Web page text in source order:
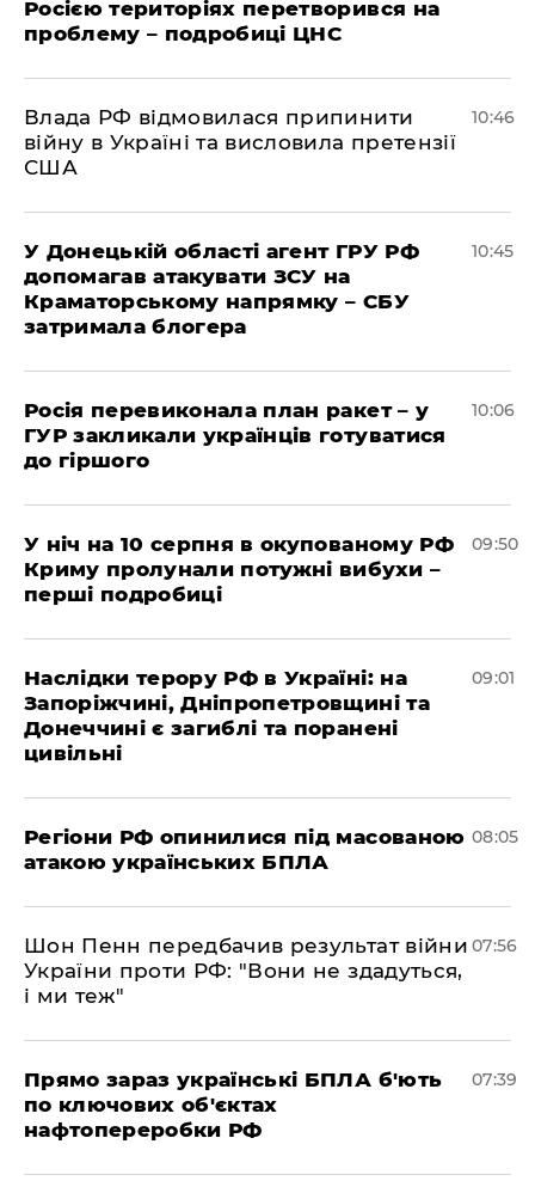
Росією територіях перетворився на
проблему – подробиці ЦНС
Влада РФ відмовилася припинити
війну в Україні та висловила претензії
США
10:46
У Донецькій області агент ГРУ РФ
допомагав атакувати ЗСУ на
Краматорському напрямку – СБУ
затримала блогера
10:45
Росія перевиконала план ракет – у
ГУР закликали українців готуватися
до гіршого
10:06
У ніч на 10 серпня в окупованому РФ
Криму пролунали потужні вибухи –
перші подробиці
09:50
Наслідки терору РФ в Україні: на
Запоріжчині, Дніпропетровщині та
Донеччині є загиблі та поранені
цивільні
09:01
Регіони РФ опинилися під масованою
атакою українських БПЛА
08:05
Шон Пенн передбачив результат війни
України проти РФ: "Вони не здадуться,
і ми теж"
07:56
Прямо зараз українські БПЛА б'ють
по ключових об'єктах
нафтопереробки РФ
07:39